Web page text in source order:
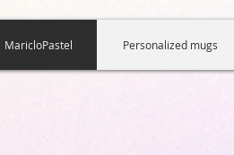
MaricloPastel Personalized mugs